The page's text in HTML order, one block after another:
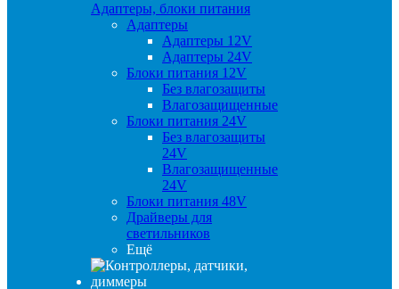
Адаптеры, блоки питания
Адаптеры
Адаптеры 12V
Адаптеры 24V
Блоки питания 12V
Без влагозащиты
Влагозащищенные
Блоки питания 24V
Без влагозащиты
24V
Влагозащищенные
24V
Блоки питания 48V
Драйверы для
светильников
Ещё